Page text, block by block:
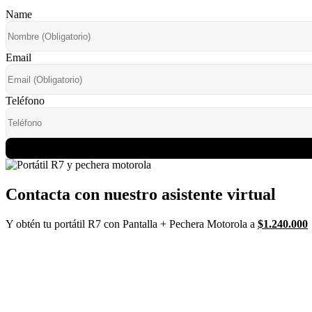
Name
Email
Teléfono
Contacta con nuestro asistente virtual
Y obtén tu portátil R7 con Pantalla + Pechera Motorola a $1.240.000